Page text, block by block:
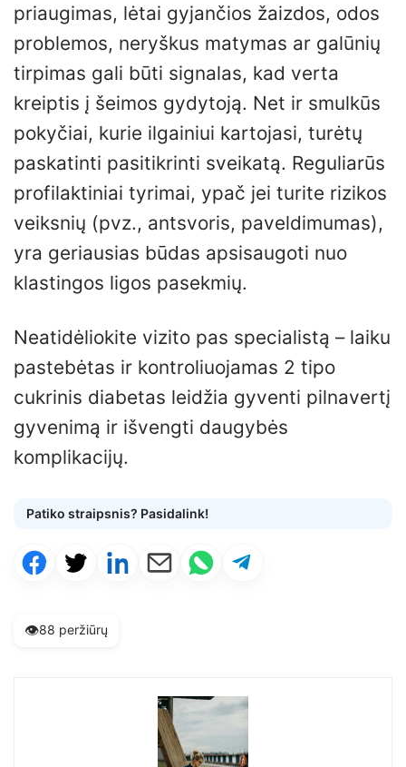
priaugimas, lėtai gyjančios žaizdos, odos
problemos, neryškus matymas ar galūnių
tirpimas gali būti signalas, kad verta
kreiptis į šeimos gydytoją. Net ir smulkūs
pokyčiai, kurie ilgainiui kartojasi, turėtų
paskatinti pasitikrinti sveikatą. Reguliarūs
profilaktiniai tyrimai, ypač jei turite rizikos
veiksnių (pvz., antsvoris, paveldimumas),
yra geriausias būdas apsisaugoti nuo
klastingos ligos pasekmių.
Neatidėliokite vizito pas specialistą – laiku
pastebėtas ir kontroliuojamas 2 tipo
cukrinis diabetas leidžia gyventi pilnavertį
gyvenimą ir išvengti daugybės
komplikacijų.
Patiko straipsnis? Pasidalink!
👁️88 peržiūrų